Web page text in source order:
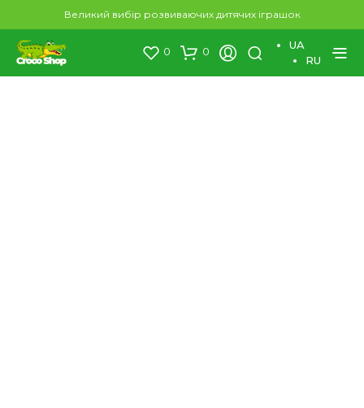
Великий вибір розвиваючих дитячих іграшок
0 0
UA
RU